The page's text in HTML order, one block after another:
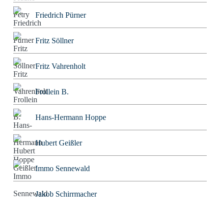
Friedrich Pürner
Fritz Söllner
Fritz Vahrenholt
Frollein B.
Hans-Hermann Hoppe
Hubert Geißler
Immo Sennewald
Jakob Schirrmacher